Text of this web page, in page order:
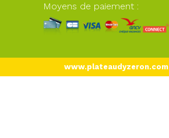
Moyens de paiement :
www.plateaudyzeron.com